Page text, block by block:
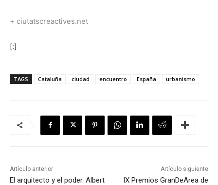
+ ciutatscreactives.net
[:]
TAGS Cataluña ciudad encuentro España urbanismo
Artículo anterior
El arquitecto y el poder. Albert
Artículo siguiente
IX Premios GranDeArea de